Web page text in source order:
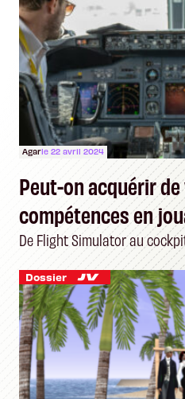
Agarle 22 avril 2024
Peut-on acquérir
compétences en
vidéo ?
De Flight Simulator au
Dossier